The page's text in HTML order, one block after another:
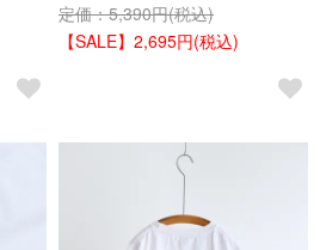
定価：5,390円(税込)
【SALE】2,695円(税込)